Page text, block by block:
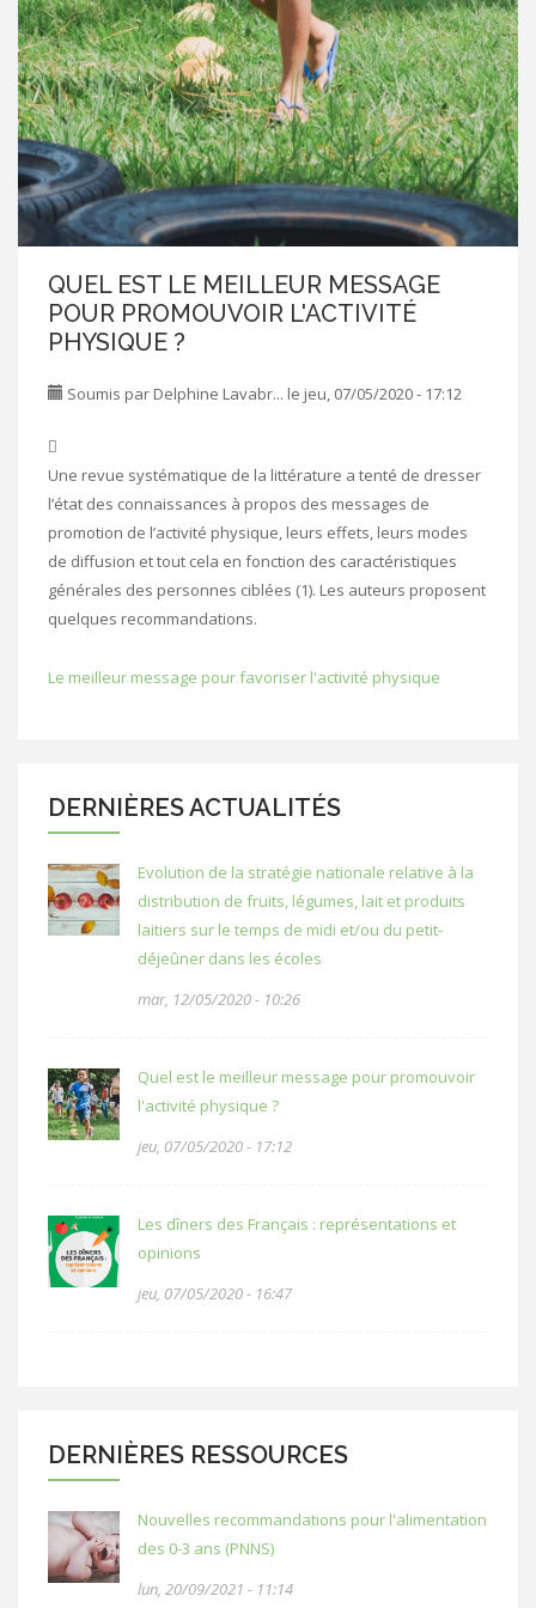
QUEL EST LE MEILLEUR MESSAGE
POUR PROMOUVOIR L'ACTIVITÉ
PHYSIQUE ?
Soumis par Delphine Lavabr... le jeu, 07/05/2020 - 17:12
Une revue systématique de la littérature a tenté de dresser
l’état des connaissances à propos des messages de
promotion de l’activité physique, leurs effets, leurs modes
de diffusion et tout cela en fonction des caractéristiques
générales des personnes ciblées (1). Les auteurs proposent
quelques recommandations.
Le meilleur message pour favoriser l'activité physique
DERNIÈRES ACTUALITÉS
Evolution de la stratégie nationale relative à la
distribution de fruits, légumes, lait et produits
laitiers sur le temps de midi et/ou du petit-
déjeûner dans les écoles
mar, 12/05/2020 - 10:26
Quel est le meilleur message pour promouvoir
l'activité physique ?
jeu, 07/05/2020 - 17:12
Les dîners des Français : représentations et
opinions
jeu, 07/05/2020 - 16:47
DERNIÈRES RESSOURCES
Nouvelles recommandations pour l'alimentation
des 0-3 ans (PNNS)
lun, 20/09/2021 - 11:14